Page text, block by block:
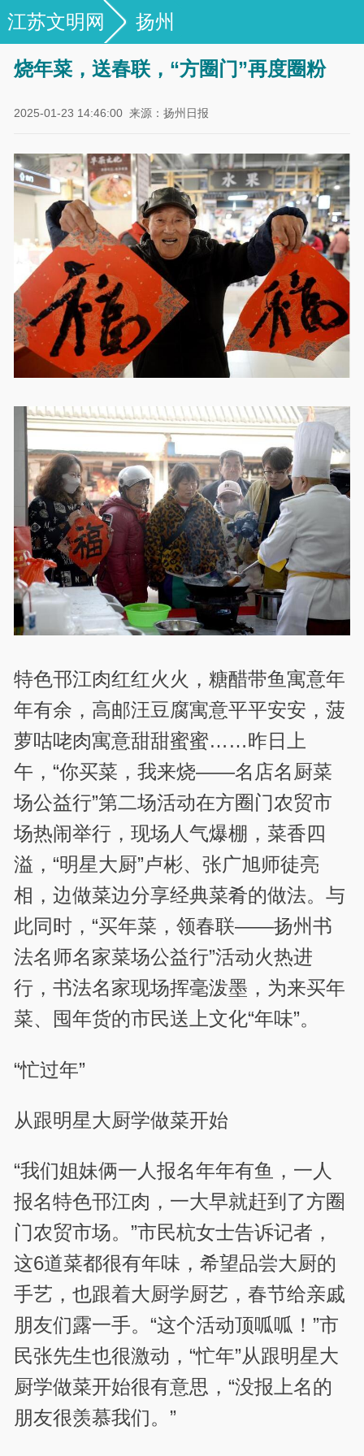
江苏文明网 扬州
烧年菜，送春联，“方圈门”再度圈粉
2025-01-23 14:46:00 来源：扬州日报
特色邗江肉红红火火，糖醋带鱼寓意年
年有余，高邮汪豆腐寓意平平安安，菠
萝咕咾肉寓意甜甜蜜蜜……昨日上
午，“你买菜，我来烧——名店名厨菜
场公益行”第二场活动在方圈门农贸市
场热闹举行，现场人气爆棚，菜香四
溢，“明星大厨”卢彬、张广旭师徒亮
相，边做菜边分享经典菜肴的做法。与
此同时，“买年菜，领春联——扬州书
法名师名家菜场公益行”活动火热进
行，书法名家现场挥毫泼墨，为来买年
菜、囤年货的市民送上文化“年味”。
“忙过年”
从跟明星大厨学做菜开始
“我们姐妹俩一人报名年年有鱼，一人
报名特色邗江肉，一大早就赶到了方圈
门农贸市场。”市民杭女士告诉记者，
这6道菜都很有年味，希望品尝大厨的
手艺，也跟着大厨学厨艺，春节给亲戚
朋友们露一手。“这个活动顶呱呱！”市
民张先生也很激动，“忙年”从跟明星大
厨学做菜开始很有意思，“没报上名的
朋友很羡慕我们。”